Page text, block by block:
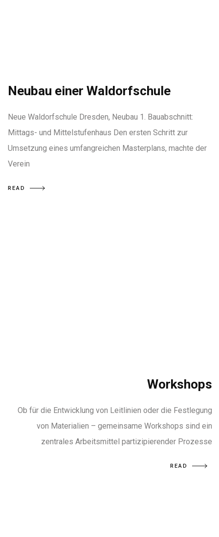
Neubau einer Waldorfschule
Neue Waldorfschule Dresden, Neubau 1. Bauabschnitt:
Mittags- und Mittelstufenhaus Den ersten Schritt zur
Umsetzung eines umfangreichen Masterplans, machte der
Verein
READ
Workshops
Ob für die Entwicklung von Leitlinien oder die Festlegung
von Materialien – gemeinsame Workshops sind ein
zentrales Arbeitsmittel partizipierender Prozesse
READ